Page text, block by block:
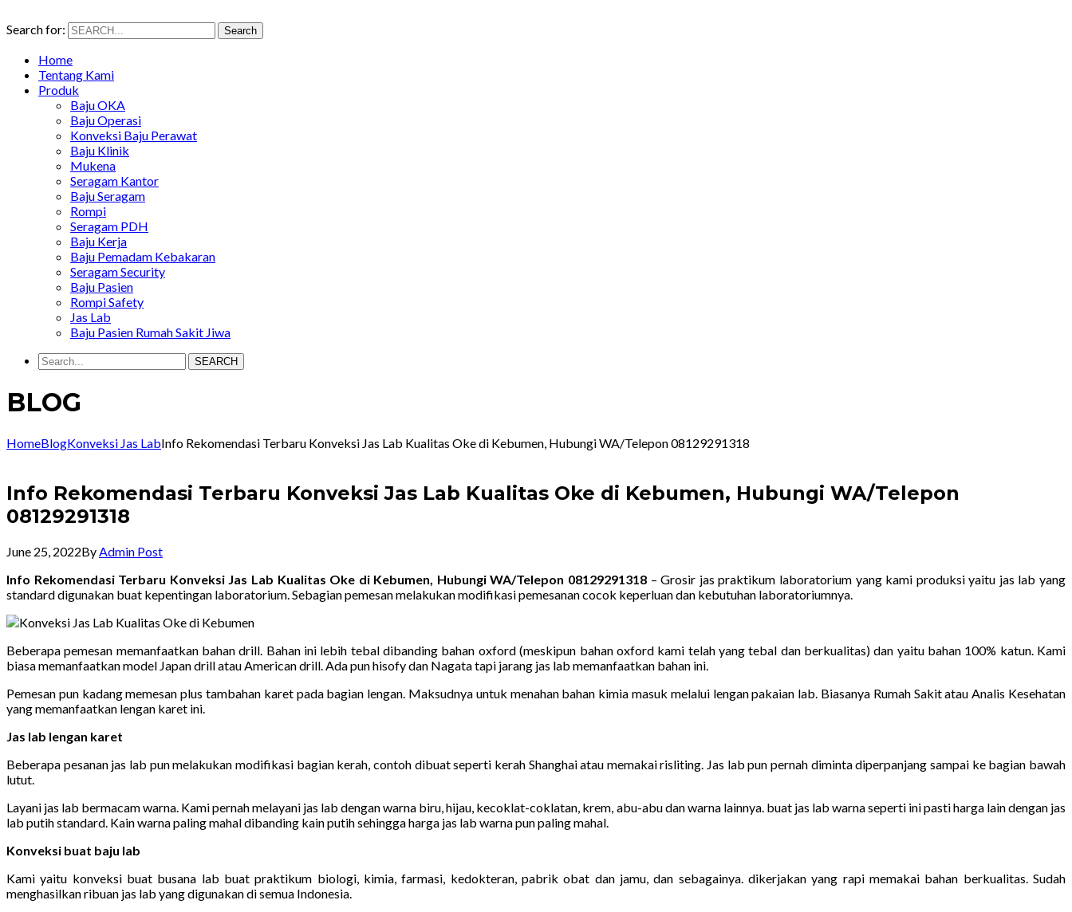
Search for: Search
Home
Tentang Kami
Produk
Baju OKA
Baju Operasi
Konveksi Baju Perawat
Baju Klinik
Mukena
Seragam Kantor
Baju Seragam
Rompi
Seragam PDH
Baju Kerja
Baju Pemadam Kebakaran
Seragam Security
Baju Pasien
Rompi Safety
Jas Lab
Baju Pasien Rumah Sakit Jiwa
SEARCH
BLOG
HomeBlogKonveksi Jas LabInfo Rekomendasi Terbaru Konveksi Jas Lab Kualitas Oke di Kebumen, Hubungi WA/Telepon 08129291318
Info Rekomendasi Terbaru Konveksi Jas Lab Kualitas Oke di Kebumen, Hubungi WA/Telepon
08129291318
June 25, 2022By Admin Post
Info Rekomendasi Terbaru Konveksi Jas Lab Kualitas Oke di Kebumen, Hubungi WA/Telepon 08129291318 – Grosir jas praktikum laboratorium yang kami produksi yaitu jas lab yang
standard digunakan buat kepentingan laboratorium. Sebagian pemesan melakukan modifikasi pemesanan cocok keperluan dan kebutuhan laboratoriumnya.
Beberapa pemesan memanfaatkan bahan drill. Bahan ini lebih tebal dibanding bahan oxford (meskipun bahan oxford kami telah yang tebal dan berkualitas) dan yaitu bahan 100% katun. Kami
biasa memanfaatkan model Japan drill atau American drill. Ada pun hisofy dan Nagata tapi jarang jas lab memanfaatkan bahan ini.
Pemesan pun kadang memesan plus tambahan karet pada bagian lengan. Maksudnya untuk menahan bahan kimia masuk melalui lengan pakaian lab. Biasanya Rumah Sakit atau Analis Kesehatan
yang memanfaatkan lengan karet ini.
Jas lab lengan karet
Beberapa pesanan jas lab pun melakukan modifikasi bagian kerah, contoh dibuat seperti kerah Shanghai atau memakai risliting. Jas lab pun pernah diminta diperpanjang sampai ke bagian bawah
lutut.
Layani jas lab bermacam warna. Kami pernah melayani jas lab dengan warna biru, hijau, kecoklat-coklatan, krem, abu-abu dan warna lainnya. buat jas lab warna seperti ini pasti harga lain dengan jas
lab putih standard. Kain warna paling mahal dibanding kain putih sehingga harga jas lab warna pun paling mahal.
Konveksi buat baju lab
Kami yaitu konveksi buat busana lab buat praktikum biologi, kimia, farmasi, kedokteran, pabrik obat dan jamu, dan sebagainya. dikerjakan yang rapi memakai bahan berkualitas. Sudah
menghasilkan ribuan jas lab yang digunakan di semua Indonesia.